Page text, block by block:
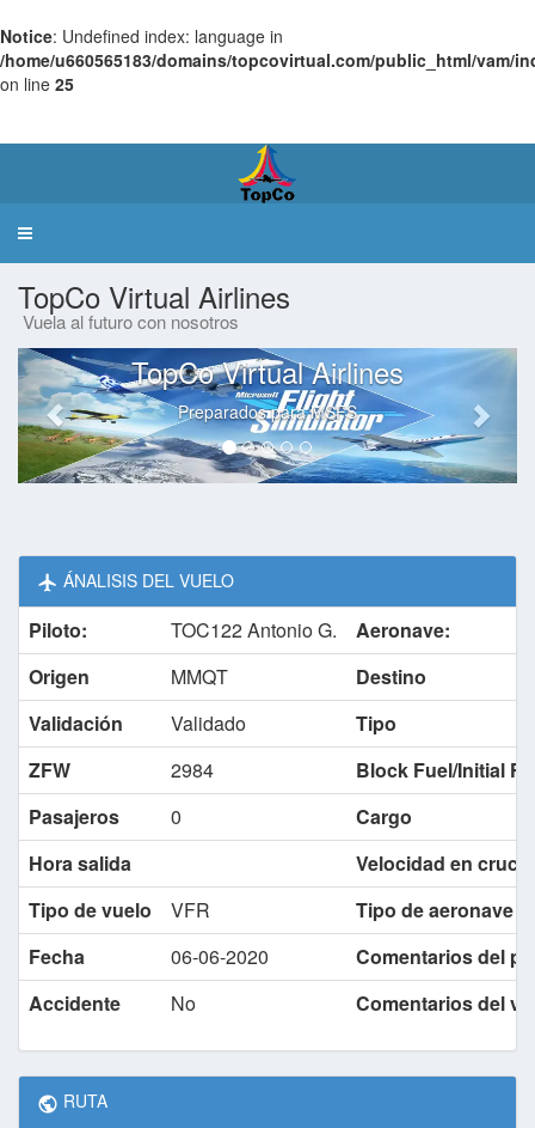
Notice: Undefined index: language in
/home/u660565183/domains/topcovirtual.com/public_html/vam/
on line 25
Toggle
TopCo Virtual Airlines
Vuela al futuro con nosotros
TopCo Virtual Airlines
Preparados para MSFS
ÁNALISIS DEL VUELO
Piloto: TOC122 Antonio G.
Aeronave:
Origen
MMQT
Destino
Validación
Validado
Tipo
ZFW
2984
Block Fuel/Initial
Pasajeros
0
Cargo
Hora salida
Velocidad en
Tipo de vuelo
VFR
Tipo de aeronave
Fecha
06-06-2020
Comentarios del
Accidente
No Comentarios del
RUTA